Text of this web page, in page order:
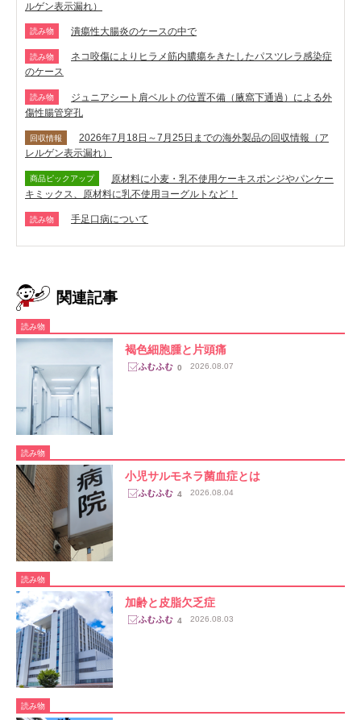
ルゲン表示漏れ）
読み物 潰瘍性大腸炎のケースの中で
読み物
ネコ咬傷によりヒラメ筋内膿瘍をきたしたパスツレラ感染症
のケース
読み物
ジュニアシート肩ベルトの位置不備（腋窩下通過）による外
傷性腸管穿孔
回収情報
2026年7月18日～7月25日までの海外製品の回収情報（ア
レルゲン表示漏れ）
商品ピックアップ
原材料に小麦・乳不使用ケーキスポンジやパンケー
キミックス、原材料に乳不使用ヨーグルトなど！
読み物 手足口病について
関連記事
読み物
褐色細胞腫と片頭痛
0 2026.08.07
読み物
小児サルモネラ菌血症とは
4 2026.08.04
読み物
加齢と皮脂欠乏症
4 2026.08.03
読み物